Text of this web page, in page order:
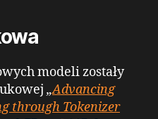
modeli zostały
„Advancing
through Tokenizer